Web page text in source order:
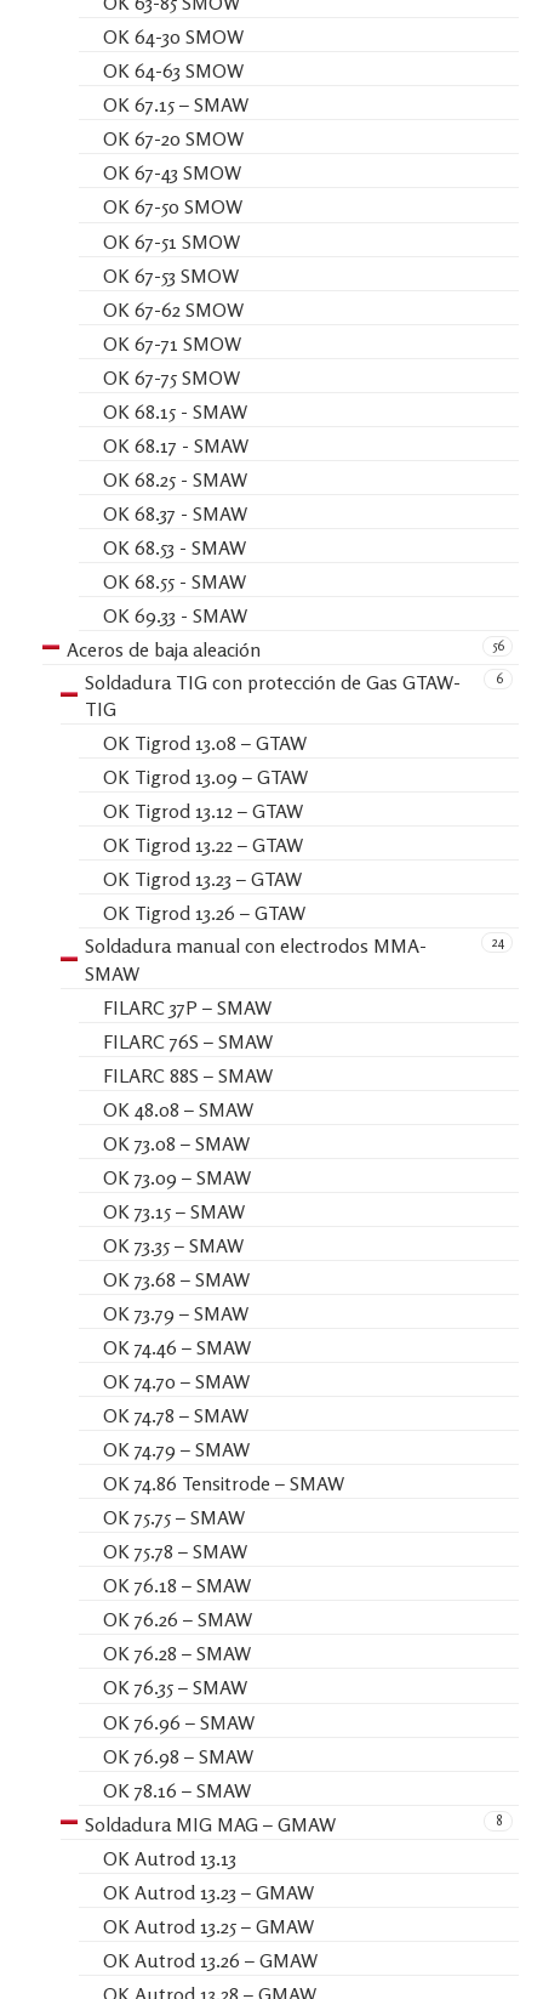
OK 64-30 SMOW
OK 64-63 SMOW
OK 67.15 – SMAW
OK 67-20 SMOW
OK 67-43 SMOW
OK 67-50 SMOW
OK 67-51 SMOW
OK 67-53 SMOW
OK 67-62 SMOW
OK 67-71 SMOW
OK 67-75 SMOW
OK 68.15 - SMAW
OK 68.17 - SMAW
OK 68.25 - SMAW
OK 68.37 - SMAW
OK 68.53 - SMAW
OK 68.55 - SMAW
OK 69.33 - SMAW
56
Aceros de baja aleación
6
Soldadura TIG con protección de Gas GTAW-
TIG
OK Tigrod 13.08 – GTAW
OK Tigrod 13.09 – GTAW
OK Tigrod 13.12 – GTAW
OK Tigrod 13.22 – GTAW
OK Tigrod 13.23 – GTAW
OK Tigrod 13.26 – GTAW
24
Soldadura manual con electrodos MMA-
SMAW
FILARC 37P – SMAW
FILARC 76S – SMAW
FILARC 88S – SMAW
OK 48.08 – SMAW
OK 73.08 – SMAW
OK 73.09 – SMAW
OK 73.15 – SMAW
OK 73.35 – SMAW
OK 73.68 – SMAW
OK 73.79 – SMAW
OK 74.46 – SMAW
OK 74.70 – SMAW
OK 74.78 – SMAW
OK 74.79 – SMAW
OK 74.86 Tensitrode – SMAW
OK 75.75 – SMAW
OK 75.78 – SMAW
OK 76.18 – SMAW
OK 76.26 – SMAW
OK 76.28 – SMAW
OK 76.35 – SMAW
OK 76.96 – SMAW
OK 76.98 – SMAW
OK 78.16 – SMAW
8
Soldadura MIG MAG – GMAW
OK Autrod 13.13
OK Autrod 13.23 – GMAW
OK Autrod 13.25 – GMAW
OK Autrod 13.26 – GMAW
OK Autrod 13.28 – GMAW